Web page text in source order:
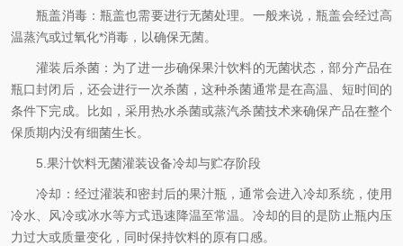
瓶盖消毒：瓶盖也需要进行无菌处理。一般来说，瓶盖会经过高
温蒸汽或过氧化*消毒，以确保无菌。
灌装后杀菌：为了进一步确保果汁饮料的无菌状态，部分产品在
瓶口封闭后，还会进行一次杀菌，这种杀菌通常是在高温、短时间的
条件下完成。比如，采用热水杀菌或蒸汽杀菌技术来确保产品在整个
保质期内没有细菌生长。
5.果汁饮料无菌灌装设备冷却与贮存阶段
冷却：经过灌装和密封后的果汁瓶，通常会进入冷却系统，使用
冷水、风冷或冰水等方式迅速降温至常温。冷却的目的是防止瓶内压
力过大或质量变化，同时保持饮料的原有口感。